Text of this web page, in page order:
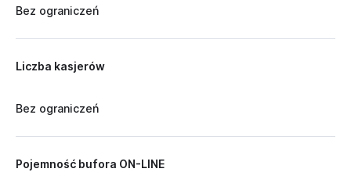
Bez ograniczeń
Liczba kasjerów
Bez ograniczeń
Pojemność bufora ON-LINE